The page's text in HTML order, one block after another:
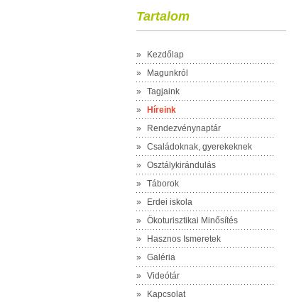
Tartalom
»
Kezdőlap
»
Magunkról
»
Tagjaink
»
Híreink
»
Rendezvénynaptár
»
Családoknak, gyerekeknek
»
Osztálykirándulás
»
Táborok
»
Erdei iskola
»
Ökoturisztikai Minősítés
»
Hasznos Ismeretek
»
Galéria
»
Videótár
»
Kapcsolat